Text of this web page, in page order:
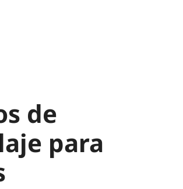
de
para